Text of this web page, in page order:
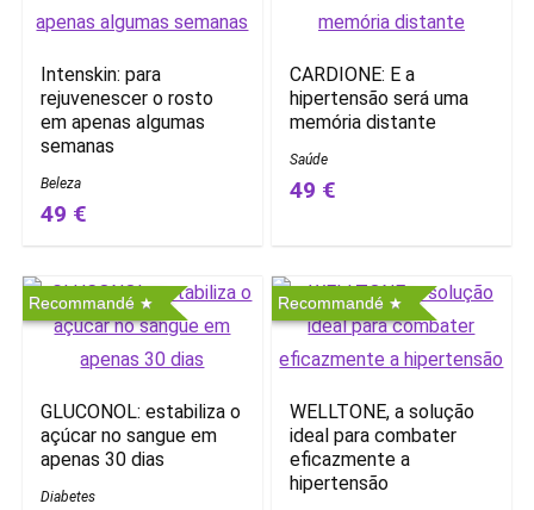
Intenskin: para
rejuvenescer o rosto
em apenas algumas
semanas
Beleza
49 €
CARDIONE: E a
hipertensão será uma
memória distante
Saúde
49 €
Recommandé
GLUCONOL: estabiliza o
açúcar no sangue em
apenas 30 dias
Diabetes
Recommandé
WELLTONE, a solução
ideal para combater
eficazmente a
hipertensão